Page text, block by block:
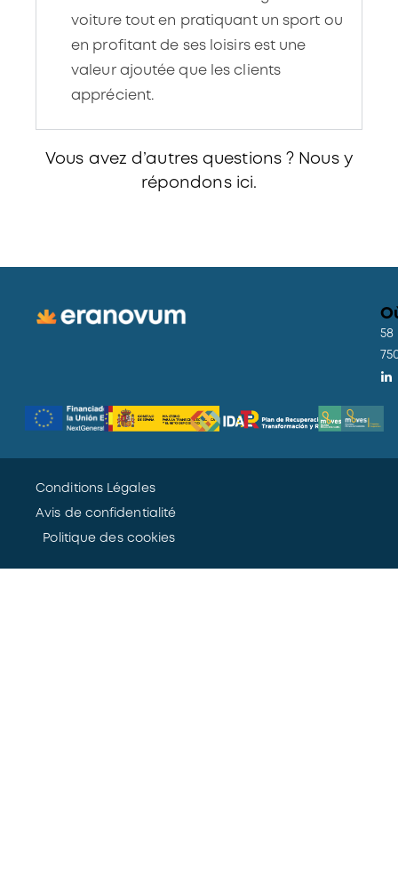
voiture tout en pratiquant un sport ou
en profitant de ses loisirs est une
valeur ajoutée que les clients
apprécient.
Vous avez d’autres questions ? Nous y
répondonsici.
58
Conditions Légales
Avis de confidentialité
Politique des cookies